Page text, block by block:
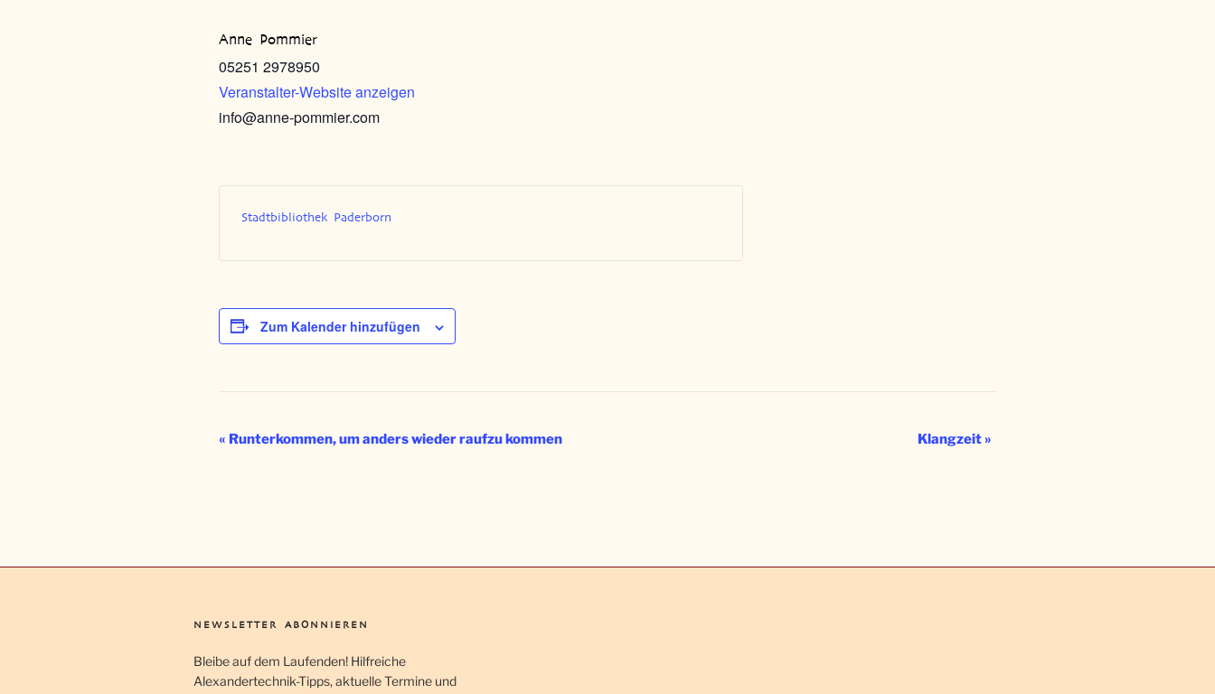
Anne Pommier
05251 2978950
Veranstalter-Website anzeigen
info@anne-pommier.com
Stadtbibliothek Paderborn
Zum Kalender hinzufügen
V
s
a
l
t
« Runterkommen, um anders wieder raufzu kommen Klangzeit »
NEWSLETTER ABONNIEREN
Bleibe auf dem Laufenden! Hilfreiche
Alexandertechnik-Tipps, aktuelle Termine und